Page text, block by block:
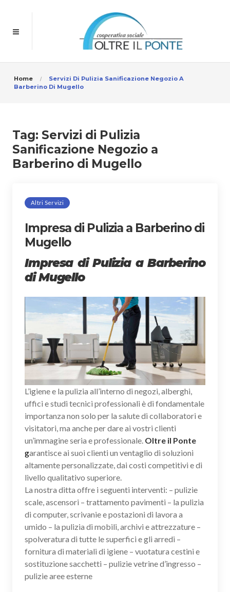
Home
Servizi Di Pulizia Sanificazione Negozio A
Barberino Di Mugello
Tag: Servizi di Pulizia
Sanificazione Negozio a
Barberino di Mugello
Altri Servizi
Impresa di Pulizia a Barberino di
Mugello
Impresa di Pulizia a Barberino
di Mugello
L’igiene e la pulizia all’interno di negozi, alberghi,
uffici e studi tecnici professionali è di fondamentale
importanza non solo per la salute di collaboratori e
visitatori, ma anche per dare ai vostri clienti
un’immagine seria e professionale. Oltre il Ponte
garantisce ai suoi clienti un ventaglio di soluzioni
altamente personalizzate, dai costi competitivi e di
livello qualitativo superiore.
La nostra ditta offre i seguenti interventi: – pulizie
scale, ascensori – trattamento pavimenti – la pulizia
di computer, scrivanie e postazioni di lavora a
umido – la pulizia di mobili, archivi e attrezzature –
spolveratura di tutte le superfici e gli arredi –
fornitura di materiali di igiene – vuotatura cestini e
sostituzione sacchetti – pulizie vetrine d’ingresso –
pulizie aree esterne